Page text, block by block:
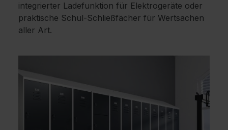
integrierter Ladefunktion für Elektrogeräte oder
praktische Schul-Schließfächer für Wertsachen
aller Art.